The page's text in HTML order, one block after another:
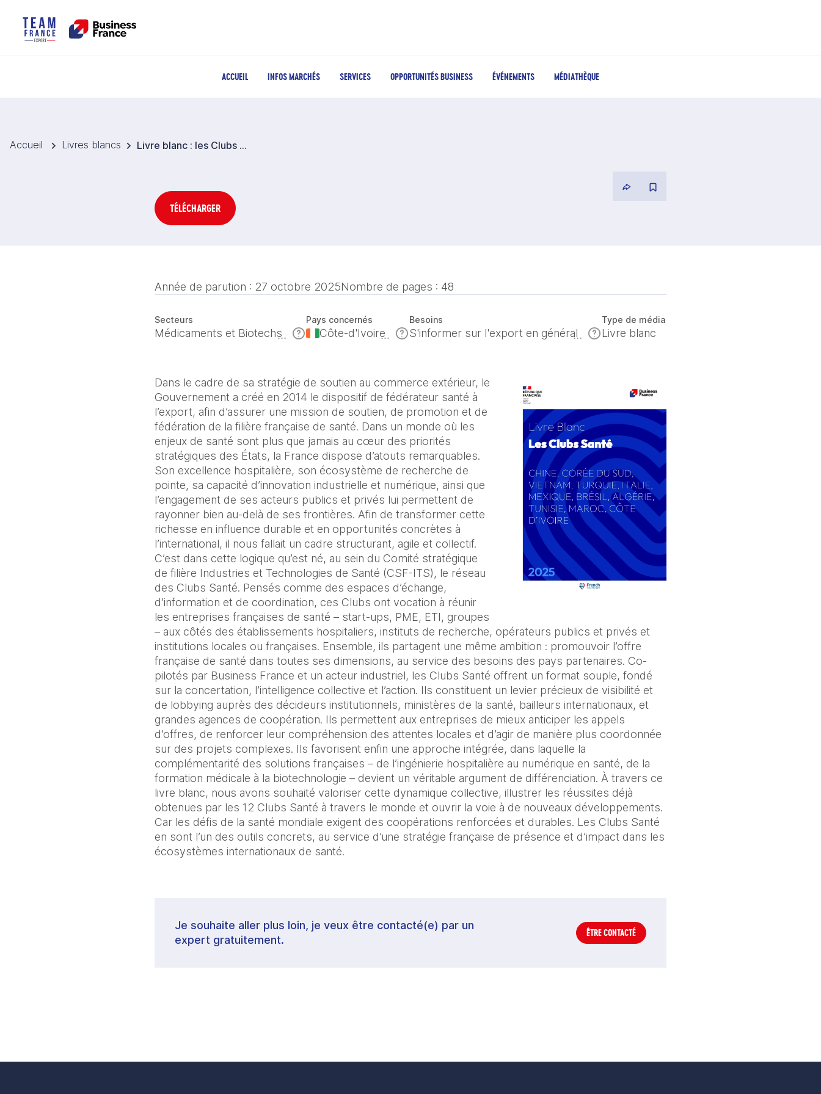
ACCUEIL INFOS MARCHÉS SERVICES OPPORTUNITÉS BUSINESS ÉVÉNEMENTS MÉDIATHÈQUE
Accueil Livres blancs Livre blanc : les Clubs Santé
TÉLÉCHARGER
Année de parution : 27 octobre 2025Nombre de pages : 48
Secteurs
Médicaments et Biotechs
Pays concernés
Côte-d'Ivoire
Besoins
S'informer sur l'export en général
Type de média
Livre blanc
Dans le cadre de sa stratégie de soutien au commerce extérieur, le
Gouvernement a créé en 2014 le dispositif de fédérateur santé à
l’export, afin d’assurer une mission de soutien, de promotion et de
fédération de la filière française de santé. Dans un monde où les
enjeux de santé sont plus que jamais au cœur des priorités
stratégiques des États, la France dispose d’atouts remarquables.
Son excellence hospitalière, son écosystème de recherche de
pointe, sa capacité d’innovation industrielle et numérique, ainsi que
l’engagement de ses acteurs publics et privés lui permettent de
rayonner bien au-delà de ses frontières. Afin de transformer cette
richesse en influence durable et en opportunités concrètes à
l’international, il nous fallait un cadre structurant, agile et collectif.
C’est dans cette logique qu’est né, au sein du Comité stratégique
de filière Industries et Technologies de Santé (CSF-ITS), le réseau
des Clubs Santé. Pensés comme des espaces d’échange,
d’information et de coordination, ces Clubs ont vocation à réunir
les entreprises françaises de santé – start-ups, PME, ETI, groupes
– aux côtés des établissements hospitaliers, instituts de recherche, opérateurs publics et privés et
institutions locales ou françaises. Ensemble, ils partagent une même ambition : promouvoir l’offre
française de santé dans toutes ses dimensions, au service des besoins des pays partenaires. Co-
pilotés par Business France et un acteur industriel, les Clubs Santé offrent un format souple, fondé
sur la concertation, l’intelligence collective et l’action. Ils constituent un levier précieux de visibilité et
de lobbying auprès des décideurs institutionnels, ministères de la santé, bailleurs internationaux, et
grandes agences de coopération. Ils permettent aux entreprises de mieux anticiper les appels
d’offres, de renforcer leur compréhension des attentes locales et d’agir de manière plus coordonnée
sur des projets complexes. Ils favorisent enfin une approche intégrée, dans laquelle la
complémentarité des solutions françaises – de l’ingénierie hospitalière au numérique en santé, de la
formation médicale à la biotechnologie – devient un véritable argument de différenciation. À travers ce
livre blanc, nous avons souhaité valoriser cette dynamique collective, illustrer les réussites déjà
obtenues par les 12 Clubs Santé à travers le monde et ouvrir la voie à de nouveaux développements.
Car les défis de la santé mondiale exigent des coopérations renforcées et durables. Les Clubs Santé
en sont l’un des outils concrets, au service d’une stratégie française de présence et d’impact dans les
écosystèmes internationaux de santé.
Je souhaite aller plus loin, je veux être contacté(e) par un
expert gratuitement.
ÊTRE CONTACTÉ